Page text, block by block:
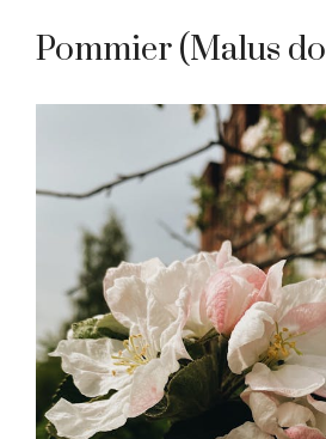
Pommier (Malus